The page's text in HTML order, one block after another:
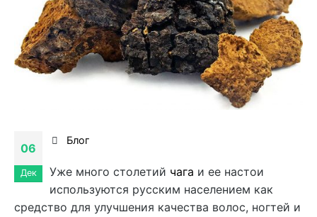
06
Дек
Блог
Уже много столетий чага и ее настои
используются русским населением как
средство для улучшения качества волос, ногтей и